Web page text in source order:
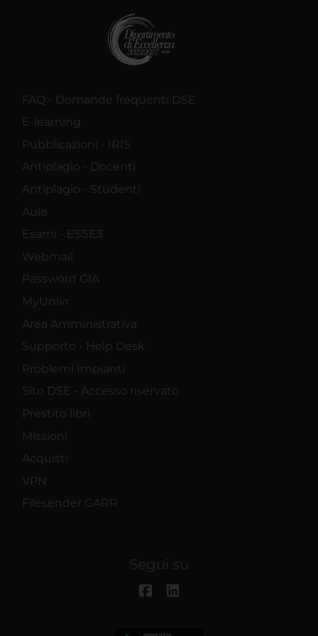
FAQ - Domande frequenti DSE
E-learning
Pubblicazioni - IRIS
Antiplagio - Docenti
Antiplagio - Studenti
Aule
Esami - ESSE3
Webmail
Password GIA
MyUnivr
Area Amministrativa
Supporto - Help Desk
Problemi Impianti
Sito DSE - Accesso riservato
Prestito libri
Missioni
Acquisti
VPN
Filesender GARR
Segui su